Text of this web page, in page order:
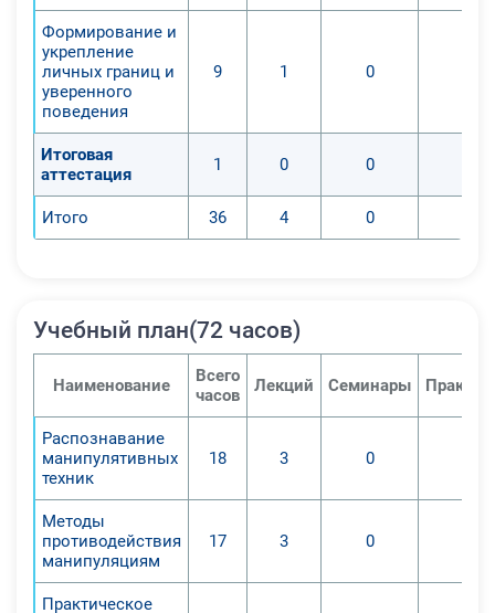
Формирование и
укрепление
личных границ и
уверенного
поведения
9 1 0
Итоговая
аттестация
1 0 0
Итого 36 4 0
Учебный план(72 часов)
Наименование
Всего
часов
Лекций Семинары
Распознавание
манипулятивных
техник
18 3 0
Методы
противодействия
манипуляциям
17 3 0
Практическое